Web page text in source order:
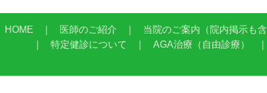
HOME 医師のご紹介 当院のご案内（院内掲示も含
特定健診について
AGA治療（自由診療）